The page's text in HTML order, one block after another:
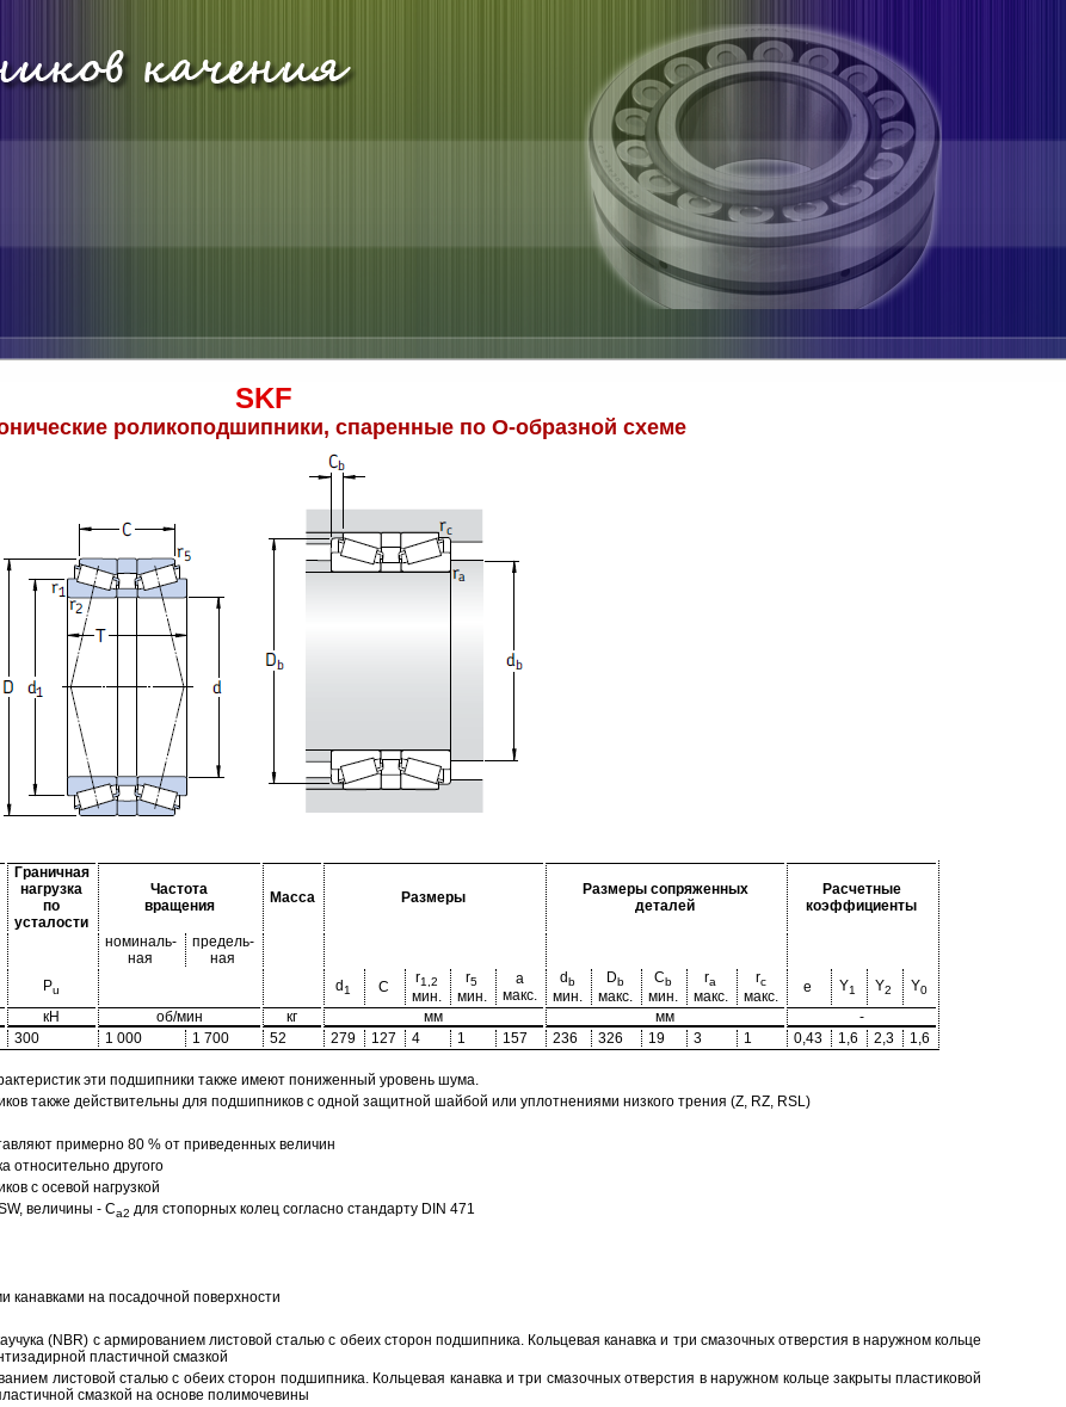
SKF
роликоподшипники, спаренные по О-образной схеме
Граничная
нагрузка
по
усталости
Частота
вращения
Масса Размеры
Размеры сопряженных
деталей
Расчетные
коэффициенты
номиналь-
ная
предель-
ная
Pu d1 C
r1,2
мин.
r5
мин.
a
макс.
d b
мин.
Db
макс.
Cb
мин.
ra
макс.
rc
макс.
e Y1 Y2 Y0
кН об/мин кг мм мм
-
300 1 000 1 700 52 279 127 4 1 157 236 326 19 3 1 0,43 1,6 2,3 1,6
эти подшипники также имеют пониженный уровень шума.
также действительны для подшипников с одной защитной шайбой или уплотнениями низкого трения (Z, RZ, RSL)
примерно 80 % от приведенных величин
относительно другого
с осевой нагрузкой
величины - Ca2 для стопорных колец согласно стандарту DIN 471
канавками на посадочной поверхности
(NBR) с армированием листовой сталью с обеих сторон подшипника. Кольцевая канавка и три смазочных отверстия в наружном кольце
пластичной смазкой
листовой сталью с обеих сторон подшипника. Кольцевая канавка и три смазочных отверстия в наружном кольце закрыты пластиковой
смазкой на основе полимочевины